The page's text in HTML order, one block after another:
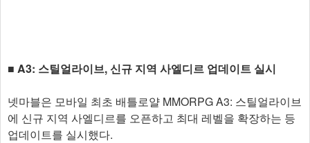
■ A3: 스틸얼라이브, 신규 지역 사엘디르 업데이트 실시
넷마블은 모바일 최초 배틀로얄 MMORPG A3: 스틸얼라이브
에 신규 지역 사엘디르를 오픈하고 최대 레벨을 확장하는 등
업데이트를 실시했다.